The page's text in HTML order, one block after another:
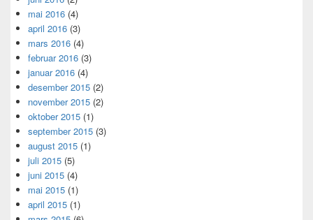
mai 2016 (4)
april 2016 (3)
mars 2016 (4)
februar 2016 (3)
januar 2016 (4)
desember 2015 (2)
november 2015 (2)
oktober 2015 (1)
september 2015 (3)
august 2015 (1)
juli 2015 (5)
juni 2015 (4)
mai 2015 (1)
april 2015 (1)